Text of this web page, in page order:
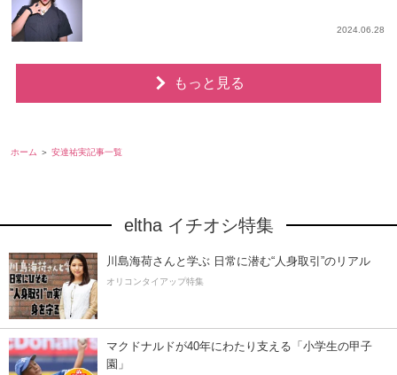
2024.06.28
もっと見る
ホーム 安達祐実記事一覧
eltha イチオシ特集
川島海荷さんと学ぶ 日常に潜む“人身取引”のリアル
オリコンタイアップ特集
マクドナルドが40年にわたり支える「小学生の甲子
園」